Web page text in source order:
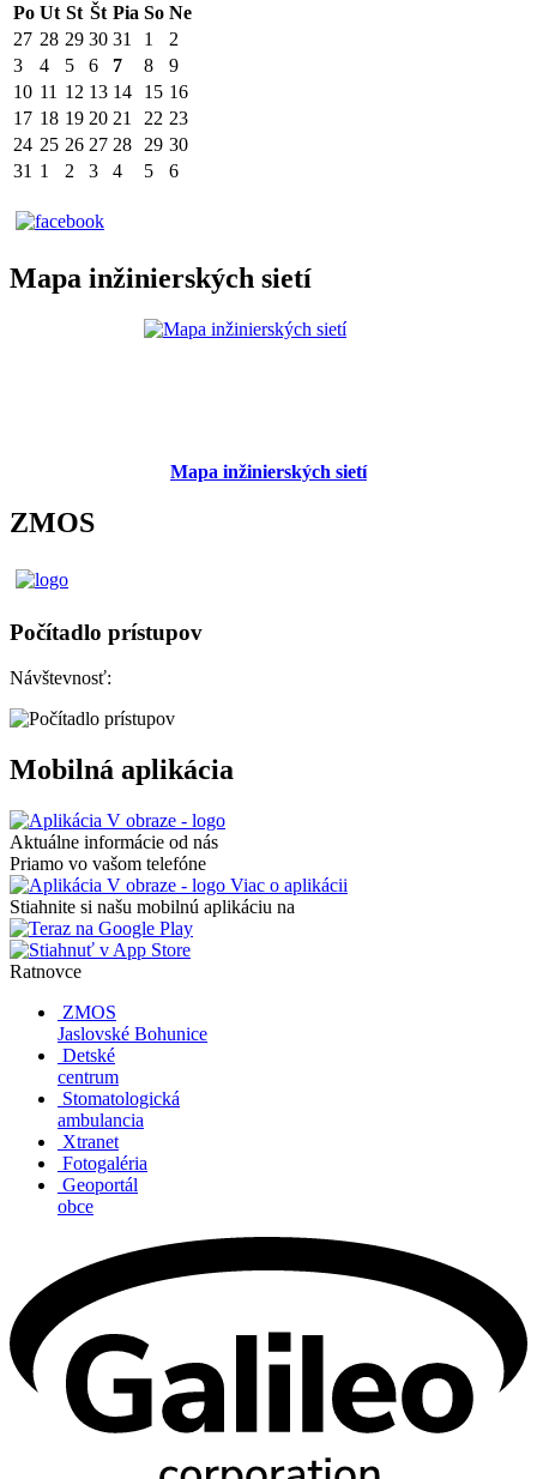
Po Ut St Št Pia So Ne
27 28 29 30 31 1
2
3
4 5 6 7 8
9
10 11 12 13 14 15 16
17 18 19 20 21 22 23
24 25 26 27 28 29 30
31 1 2 3 4 5 6
Mapa inžinierských sietí
Mapa inžinierských sietí
ZMOS
Počítadlo prístupov
Návštevnosť:
Mobilná aplikácia
Aktuálne informácie od nás
Priamo vo vašom telefóne
Viac o aplikácii
Stiahnite si našu mobilnú aplikáciu na
Ratnovce
ZMOS
Jaslovské Bohunice
Detské
centrum
Stomatologická
ambulancia
Xtranet
Fotogaléria
Geoportál
obce